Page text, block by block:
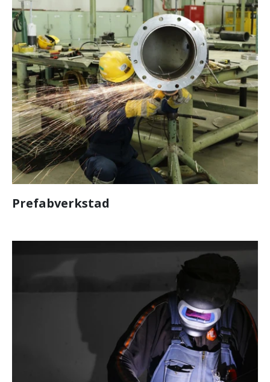
Prefabverkstad